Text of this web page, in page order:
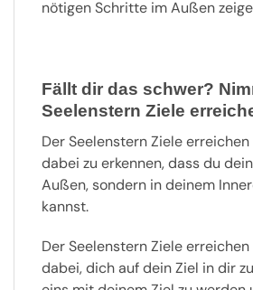
nötigen Schritte im Außen
Fällt dir das schwer?
Seelenstern Ziele
Der Seelenstern Ziele
dabei zu erkennen, dass du
Außen, sondern in deinem
kannst.
Der Seelenstern Ziele
dabei, dich auf dein Ziel in dir